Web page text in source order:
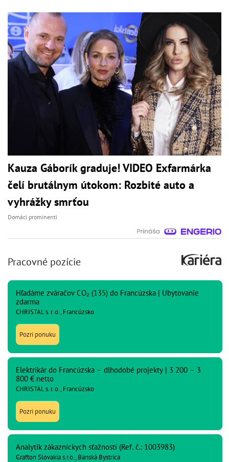
Kauza Gáborík graduje! VIDEO Exfarmárka
čelí brutálnym útokom: Rozbité auto a
vyhrážky smrťou
Domáci prominenti
Pracovné pozície
Hľadáme zváračov CO₂ (135) do Francúzska | Ubytovanie
zdarma
CHRISTAL s. r. o., Francúzsko
Pozri ponuku
Elektrikár do Francúzska – dlhodobé projekty | 3 200 – 3
800 € netto
CHRISTAL s. r. o., Francúzsko
Pozri ponuku
Analytik zákazníckych sťažností (Ref. č.: 1003983)
Grafton Slovakia s.r.o., Banská Bystrica